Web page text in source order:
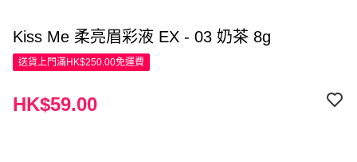
Kiss Me 柔亮眉彩液 EX - 03 奶茶 8g
送貨上門滿HK$250.00免運費
HK$59.00